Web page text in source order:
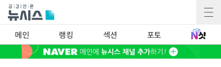
메인 랭킹 섹션 포토